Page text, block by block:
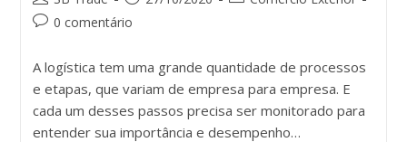
0 comentário
A logística tem uma grande quantidade de processos
e etapas, que variam de empresa para empresa. E
cada um desses passos precisa ser monitorado para
entender sua importância e desempenho…